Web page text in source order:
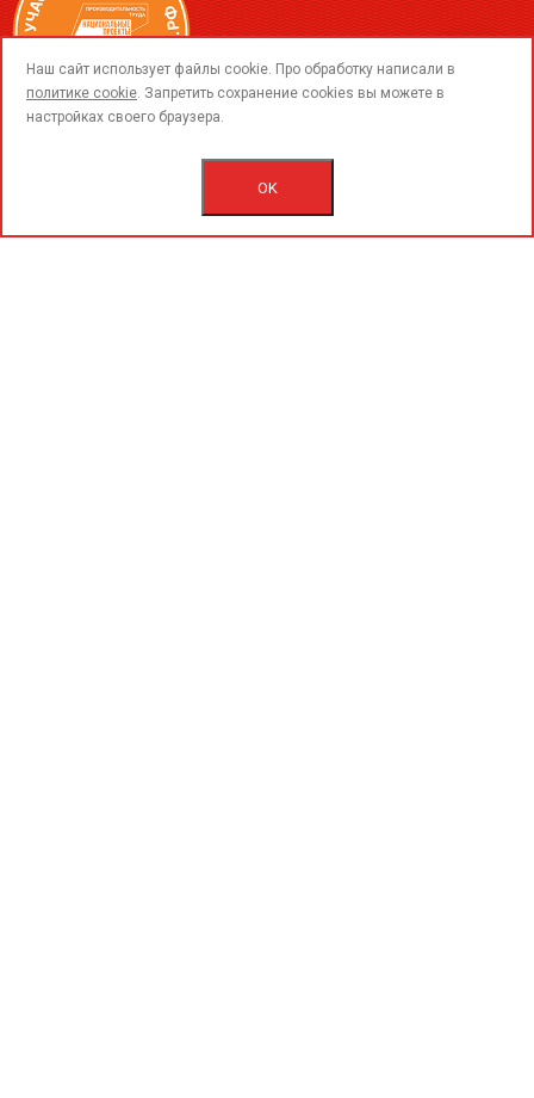
© 2015-2020 «PerfoGrad» MMC.
call
Наш сайт использует файлы cookie. Про обработку написали в
политике cookie. Запретить сохранение cookies вы можете в
настройках своего браузера.
OK